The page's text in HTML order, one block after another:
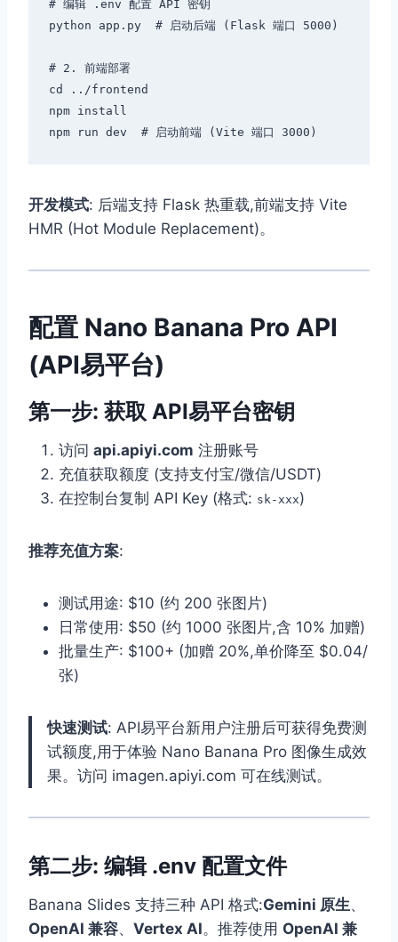
# 编辑 .env 配置 API 密钥
python app.py  # 启动后端 (Flask 端口 5000)
# 2. 前端部署
cd ../frontend
npm install
开发模式: 后端支持 Flask 热重载,前端支持 Vite
HMR (Hot Module Replacement)。
配置 Nano Banana Pro API
(API易平台)
第一步: 获取 API易平台密钥
访问 api.apiyi.com 注册账号
充值获取额度 (支持支付宝/微信/USDT)
在控制台复制 API Key (格式: sk-xxx)
推荐充值方案:
测试用途: $10 (约 200 张图片)
日常使用: $50 (约 1000 张图片,含 10% 加赠)
批量生产: $100+ (加赠 20%,单价降至 $0.04/
张)
快速测试: API易平台新用户注册后可获得免费测
试额度,用于体验 Nano Banana Pro 图像生成效
果。访问 imagen.apiyi.com 可在线测试。
第二步: 编辑 .env 配置文件
Banana Slides 支持三种 API 格式:Gemini 原生、
OpenAI 兼容、 Vertex AI。推荐使用 OpenAI 兼